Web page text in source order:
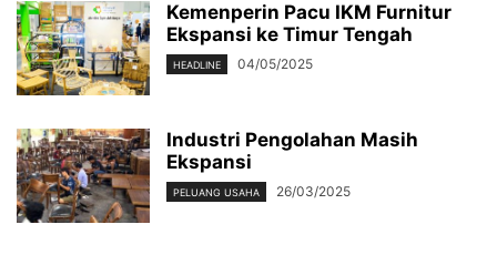
Kemenperin Pacu IKM Furnitur
Ekspansi ke Timur Tengah
HEADLINE 04/05/2025
Industri Pengolahan Masih
Ekspansi
PELUANG USAHA 26/03/2025